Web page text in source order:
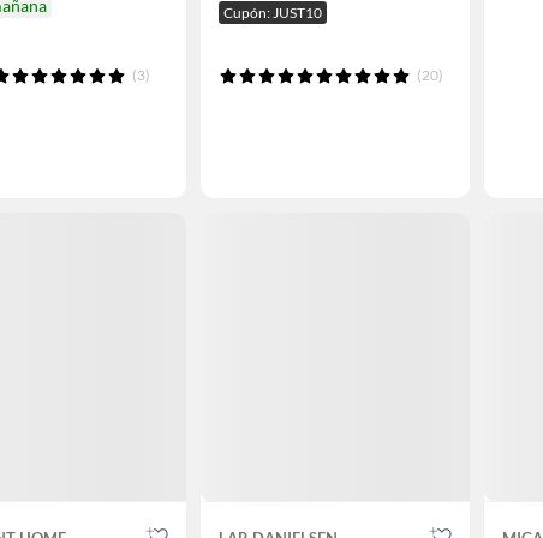
(3)
Cupón: JUST10
(20)